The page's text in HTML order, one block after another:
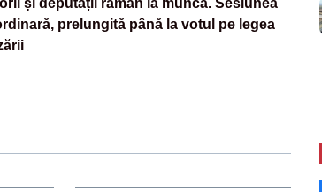
și deputații rămân la muncă. Sesiunea
prelungită până la votul pe legea